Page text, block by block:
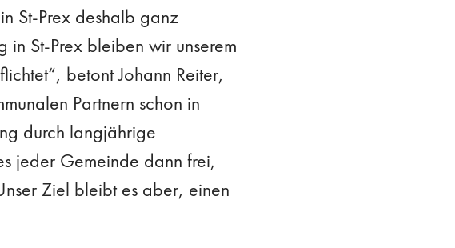
St-Prex deshalb ganz
in St-Prex bleiben wir unserem
betont Johann Reiter,
Partnern schon in
durch langjährige
jeder Gemeinde dann frei,
Ziel bleibt es aber, einen